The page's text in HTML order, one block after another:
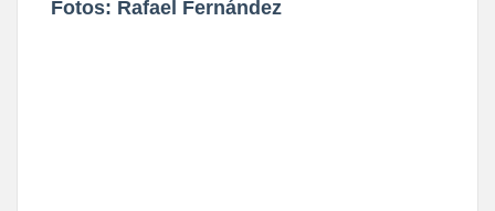
Fotos: Rafael Fernández